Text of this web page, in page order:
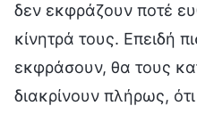
δεν εκφράζουν ποτέ
κίνητρά τους. Επειδή
εκφράσουν, θα τους
διακρίνουν πλήρως, ότι